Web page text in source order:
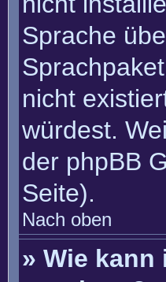
Sprache
nicht
würdest.
der phpBB
Seite).
Nach oben
» Wie